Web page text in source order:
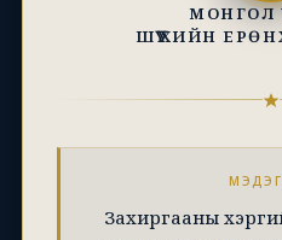
МОНГОЛ
ШҮҮХИЙН
Захиргааны